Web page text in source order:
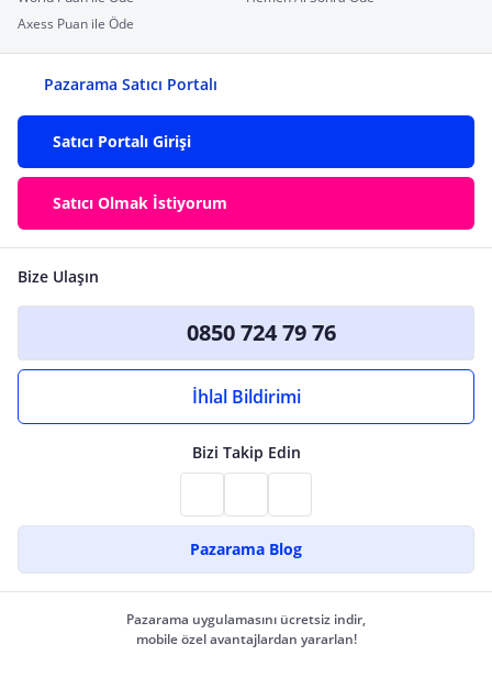
Axess Puan ile Öde
Pazarama Satıcı Portalı
Satıcı Portalı Girişi
Satıcı Olmak İstiyorum
Bize Ulaşın
0850 724 79 76
İhlal Bildirimi
Bizi Takip Edin
Pazarama Blog
Pazarama uygulamasını ücretsiz indir,
mobile özel avantajlardan yararlan!